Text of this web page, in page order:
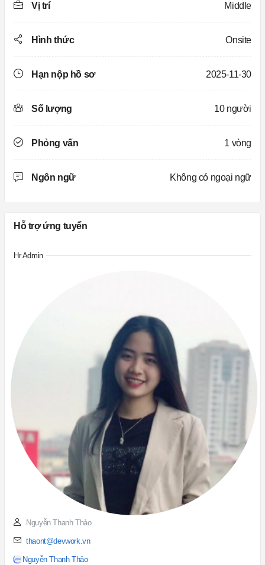
Vị trí Middle
Hình thức Onsite
Hạn nộp hồ sơ 2025-11-30
Số lượng 10 người
Phỏng vấn 1 vòng
Ngôn ngữ Không có ngoại ngữ
Hỗ trợ ứng tuyển
Hr Admin
Nguyễn Thanh Thảo
thaont@devwork.vn
Nguyễn Thanh Thảo